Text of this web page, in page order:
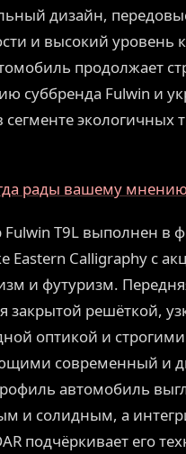
дизайн,
и высокий уровень
продолжает
суббренда Fulwin и
сегменте экологичных
рады вашему
Fulwin T9L выполнен в
Eastern Calligraphy с
и футуризм.
закрытой решёткой,
оптикой и
современный и
автомобиль
и солидным, а
подчёркивает его